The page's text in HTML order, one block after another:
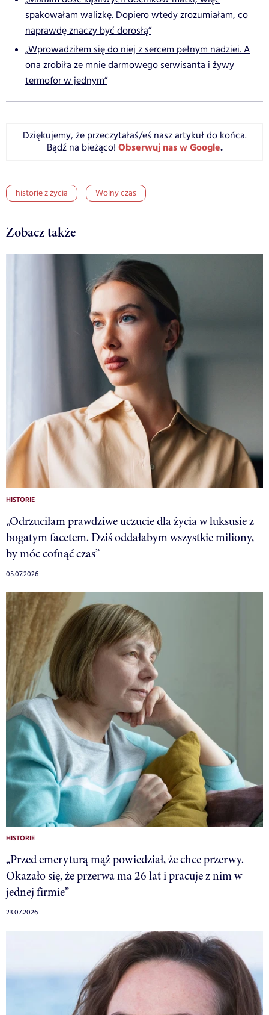
spakowałam walizkę. Dopiero wtedy zrozumiałam, co
naprawdę znaczy być dorosłą”
„Wprowadziłem się do niej z sercem pełnym nadziei. A
ona zrobiła ze mnie darmowego serwisanta i żywy
termofor w jednym”
Dziękujemy, że przeczytałaś/eś nasz artykuł do końca.
Bądź na bieżąco! Obserwuj nas w Google.
historie z życia Wolny czas
Zobacz także
HISTORIE
„Odrzuciłam prawdziwe uczucie dla życia w luksusie z
bogatym facetem. Dziś oddałabym wszystkie miliony,
by móc cofnąć czas”
05.07.2026
HISTORIE
„Przed emeryturą mąż powiedział, że chce przerwy.
Okazało się, że przerwa ma 26 lat i pracuje z nim w
jednej firmie”
23.07.2026